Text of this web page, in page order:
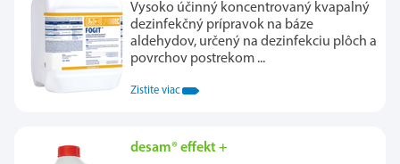
Vysoko účinný koncentrovaný kvapalný
dezinfekčný prípravok na báze
aldehydov, určený na dezinfekciu plôch a
povrchov postrekom ...
Zistite viac
desam® effekt +